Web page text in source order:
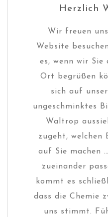
Herzlich
Wir freuen
Website
es, wenn wir Sie
Ort begrüßen
sich auf
ungeschminktes
Waltrop
zugeht, welchen
auf Sie machen
zueinander
kommt es
dass die Chemie
uns stimmt.